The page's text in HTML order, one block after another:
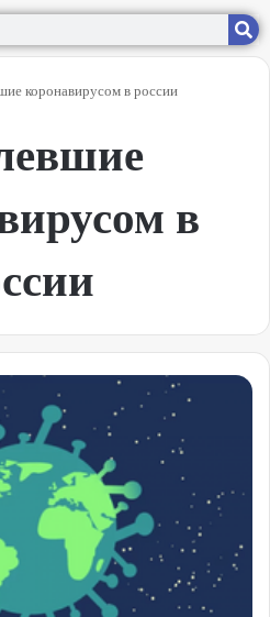
коронавирусом в россии
в